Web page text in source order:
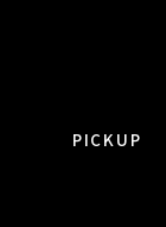
PICKUP